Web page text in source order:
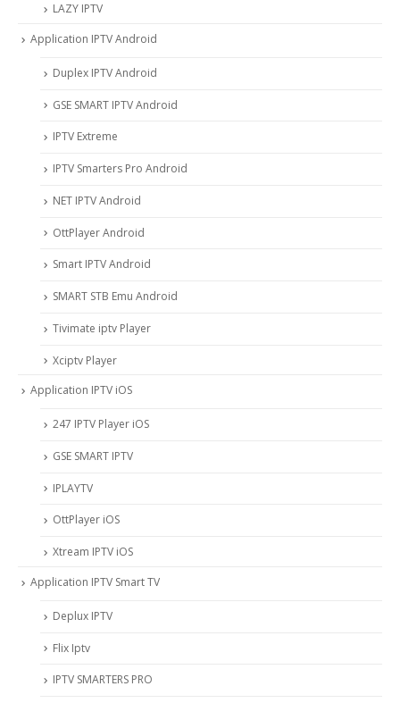
LAZY IPTV
Application IPTV Android
Duplex IPTV Android
GSE SMART IPTV Android
IPTV Extreme
IPTV Smarters Pro Android
NET IPTV Android
OttPlayer Android
Smart IPTV Android
SMART STB Emu Android
Tivimate iptv Player
Xciptv Player
Application IPTV iOS
247 IPTV Player iOS
‎GSE SMART IPTV
IPLAYTV
OttPlayer iOS
Xtream IPTV iOS
Application IPTV Smart TV
Deplux IPTV
Flix Iptv
IPTV SMARTERS PRO